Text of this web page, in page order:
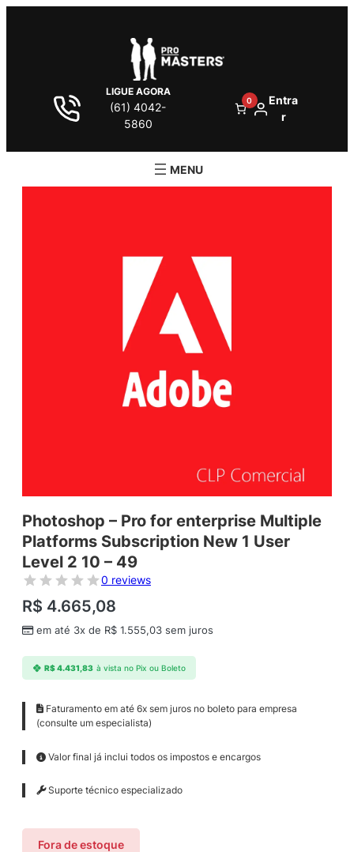
LIGUE AGORA
(61) 4042-
5860
0
Entra
r
Photoshop – Pro for enterprise Multiple
Platforms Subscription New 1 User
Level 2 10 – 49
0 reviews
R$ 4.665,08
em até 3x de R$ 1.555,03 sem juros
R$4.431,83 à vista no Pix ou Boleto
Faturamento em até 6x sem juros no boleto para empresa
(consulte um especialista)
Valor final já inclui todos os impostos e encargos
Suporte técnico especializado
Fora de estoque